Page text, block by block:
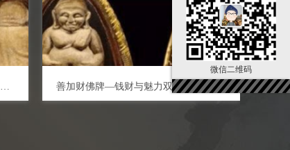
泰国佛牌之善加财佛牌—钱财与魅力双得 善加财佛牌—钱财与魅力双得
微信二维码